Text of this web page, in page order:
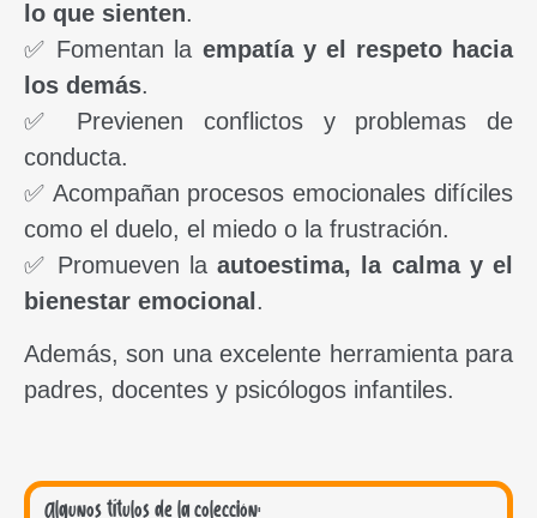
lo que sienten.
✅ Fomentan la empatía y el respeto hacia
los demás.
✅ Previenen conflictos y problemas de
conducta.
✅ Acompañan procesos emocionales difíciles
como el duelo, el miedo o la frustración.
✅ Promueven la autoestima, la calma y el
bienestar emocional.
Además, son una excelente herramienta para
padres, docentes y psicólogos infantiles.
Algunos títulos de la colección: